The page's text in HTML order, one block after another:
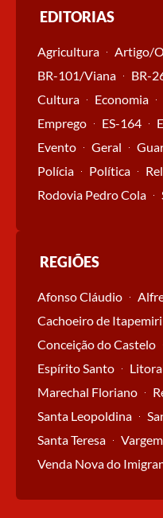
EDITORIAS
Agricultura Artigo/
BR-101/Viana
BR-
Cultura
Economia
Emprego
ES-164
Evento
Geral
Polícia
Política
Rodovia Pedro Cola
REGIÕES
Afonso Cláudio
Cachoeiro de
Conceição do Castelo
Espírito Santo
Marechal Floriano
Santa Leopoldina
Santa Teresa
Venda Nova do